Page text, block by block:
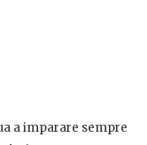
a imparare sempre